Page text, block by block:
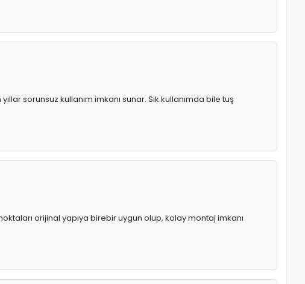
sorunsuz kullanım imkanı sunar. Sık kullanımda bile tuş
orijinal yapıya birebir uygun olup, kolay montaj imkanı